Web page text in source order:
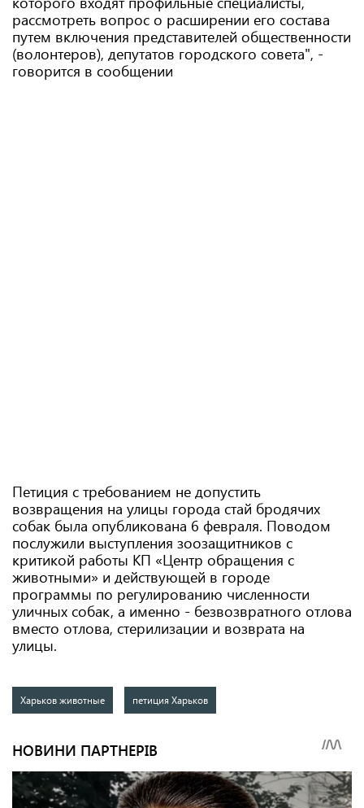
рассмотреть вопрос о расширении его состава
путем включения представителей общественности
(волонтеров), депутатов городского совета", -
говорится в сообщении
Петиция с требованием не допустить
возвращения на улицы города стай бродячих
собак была опубликована 6 февраля. Поводом
послужили выступления зоозащитников с
критикой работы КП «Центр обращения с
животными» и действующей в городе
программы по регулированию численности
уличных собак, а именно - безвозвратного отлова
вместо отлова, стерилизации и возврата на
улицы.
Харьков животные петиция Харьков